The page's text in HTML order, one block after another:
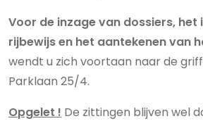
Voor de inzage van dossiers, het
rijbewijs en het aantekenen van
wendt u zich voortaan naar de
Parklaan 25/4.
Opgelet ! De zittingen blijven wel